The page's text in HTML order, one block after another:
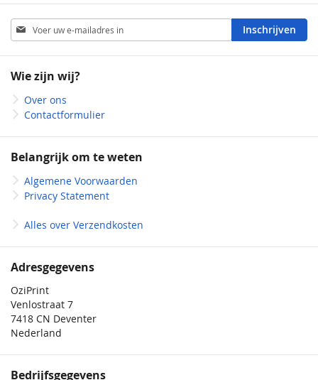
Abonneer
u
op
nieuwsbrief
Inschrijven
Wie zijn wij?
Over ons
Contactformulier
Belangrijk om te weten
Algemene Voorwaarden
Privacy Statement
Alles over Verzendkosten
Adresgegevens
OziPrint
Venlostraat 7
7418 CN Deventer
Nederland
Bedrijfsgegevens